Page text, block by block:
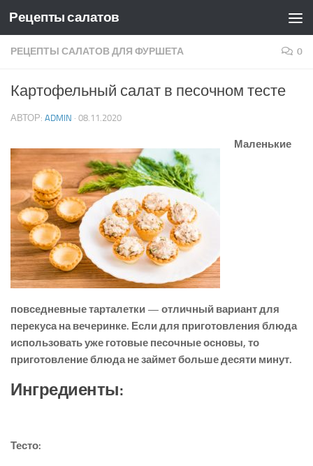
Skip to content
Рецепты салатов
РЕЦЕПТЫ САЛАТОВ ДЛЯ ФУРШЕТА 0
Картофельный салат в песочном тесте
АВТОР: ADMIN · 08.11.2020
Маленькие
повседневные тарталетки — отличный вариант для
перекуса на вечеринке. Если для приготовления блюда
использовать уже готовые песочные основы, то
приготовление блюда не займет больше десяти минут.
Ингредиенты:
Тесто: